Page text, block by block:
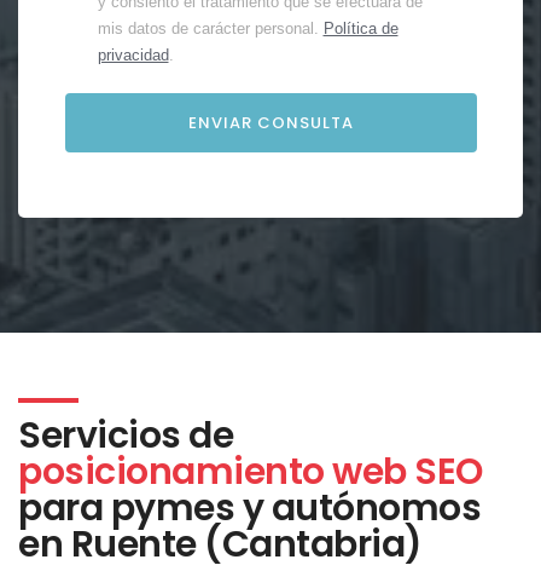
mis datos de carácter personal. Política de
privacidad.
Servicios de
posicionamiento web SEO
para pymes y autónomos
en Ruente (Cantabria)